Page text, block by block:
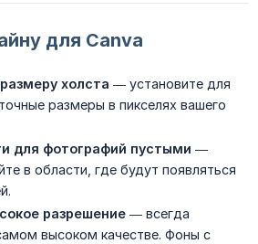
для Canva
холста — установите для
размеры в пикселях вашего
для фотографий пустыми —
в области, где будут появляться
разрешение — всегда
высоком качестве. Фоны с